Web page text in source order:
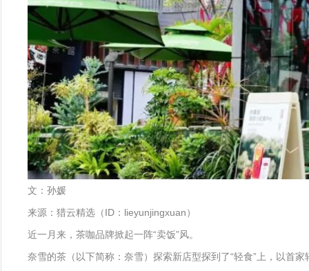
文：孙媛
来源：猎云精选（ID：lieyunjingxuan）
近一月来，茶咖品牌掀起一阵“卖饭”风。
奈雪的茶（以下简称：奈雪）探索新店型探到了“轻食”上，以首